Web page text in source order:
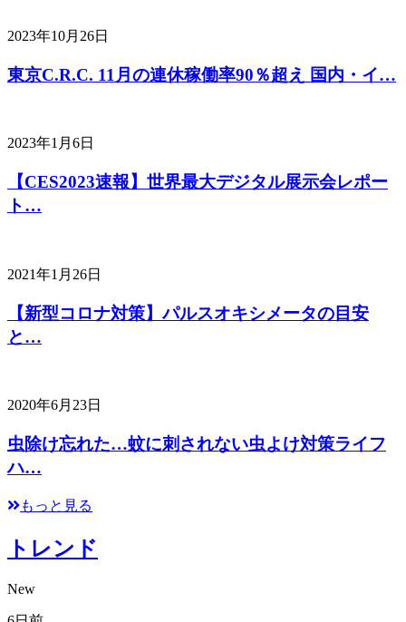
2023年10月26日
東京C.R.C. 11月の連休稼働率90％超え 国内・イ…
2023年1月6日
【CES2023速報】世界最大デジタル展示会レポー
ト…
2021年1月26日
【新型コロナ対策】パルスオキシメータの目安
と…
2020年6月23日
虫除け忘れた…蚊に刺されない虫よけ対策ライフ
ハ…
もっと見る
トレンド
New